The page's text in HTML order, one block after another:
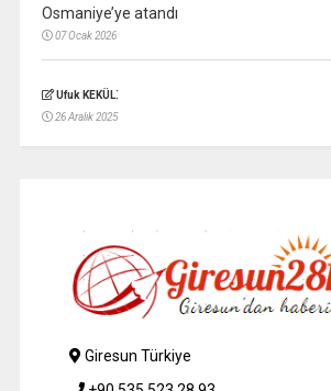
Osmaniye’ye atandı
07 Ocak 2026
Ufuk KEKÜL:
26 Aralık 2025
Giresun Türkiye